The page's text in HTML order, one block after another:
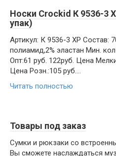
Носки Crockid К 9536-3
упак)
Артикул: К 9536-3 ХР Состав:
полиамид,2% эластан Мин.
Опт:61 руб. 122руб. Цена
Цена Розн.:105 руб….
Читать полностью
Товары под заказ
Сумки и рюкзаки со
Вы сможете наслаждаться